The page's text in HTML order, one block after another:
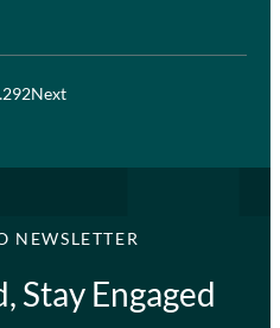
292Next
NEWSLETTER
Stay Engaged